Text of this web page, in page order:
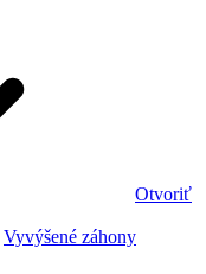
Otvoriť
Vyvýšené záhony